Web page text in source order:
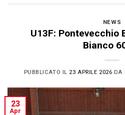
NEWS
U13F: Pontevecchio
Bianco
PUBBLICATO IL 23 APRILE 2026 DA
23
Apr